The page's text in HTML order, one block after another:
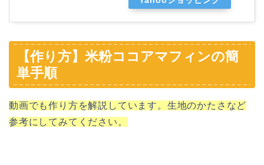
【作り方】米粉ココアマフィンの簡
単手順
動画でも作り方を解説しています。生地のかたさなど
参考にしてみてください。